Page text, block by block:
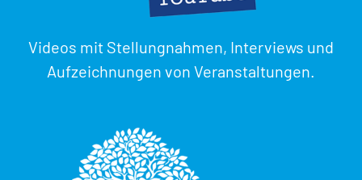
Videos mit Stellungnahmen, Interviews und
Aufzeichnungen von Veranstaltungen.